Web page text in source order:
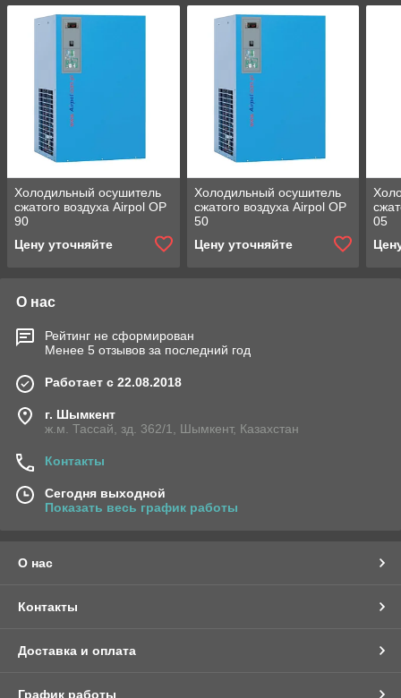
Холодильный осушитель
сжатого воздуха Airpol OP
90
Цену уточняйте
Холодильный осушитель
сжатого воздуха Airpol OP
50
Цену уточняйте
05
О нас
Рейтинг не сформирован
Менее 5 отзывов за последний год
Работает с 22.08.2018
г. Шымкент
ж.м. Тассай, зд. 362/1, Шымкент, Казахстан
Контакты
Сегодня выходной
Показать весь график работы
О нас
Контакты
Доставка и оплата
График работы